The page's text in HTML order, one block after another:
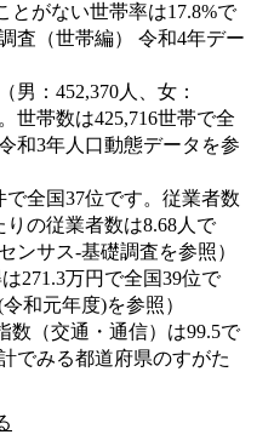
とがない世帯率は17.8%で
査（世帯編） 令和4年デー
男：452,370人、女：
世帯数は425,716世帯で全
和3年人口動態データを参
全国37位です。従業者数
りの従業者数は8.68人で
ンサス‐基礎調査を参照）
271.3万円で全国39位で
和元年度)を参照）
数（交通・通信）は99.5で
でみる都道府県のすがた